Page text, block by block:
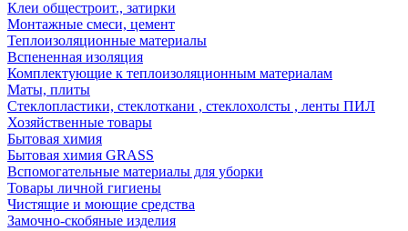
Клеи общестроит., затирки
Монтажные смеси, цемент
Теплоизоляционные материалы
Вспененная изоляция
Комплектующие к теплоизоляционным материалам
Маты, плиты
Стеклопластики, стеклоткани , стеклохолсты , ленты ПИЛ
Хозяйственные товары
Бытовая химия
Бытовая химия GRASS
Вспомогательные материалы для уборки
Товары личной гигиены
Чистящие и моющие средства
Замочно-скобяные изделия